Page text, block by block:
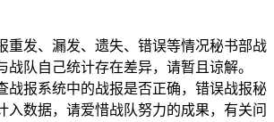
重发、漏发、遗失、错误等情况秘书部战
战队自己统计存在差异，请暂且谅解。
战报系统中的战报是否正确，错误战报秘
入数据，请爱惜战队努力的成果，有关问